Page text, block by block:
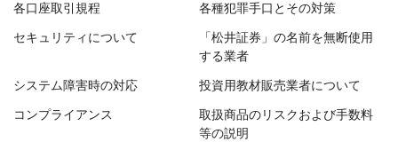
各口座取引規程 各種犯罪手口とその対策
セキュリティについて
「松井証券」の名前を無断使用
する業者
システム障害時の対応 投資用教材販売業者について
コンプライアンス
取扱商品のリスクおよび手数料
等の説明